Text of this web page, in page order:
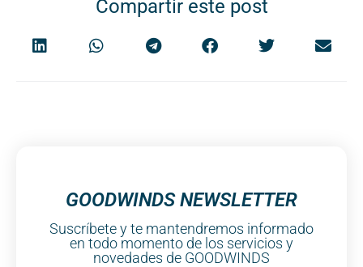
Compartir este post
GOODWINDS NEWSLETTER
Suscríbete y te mantendremos informado
en todo momento de los servicios y
novedades de GOODWINDS